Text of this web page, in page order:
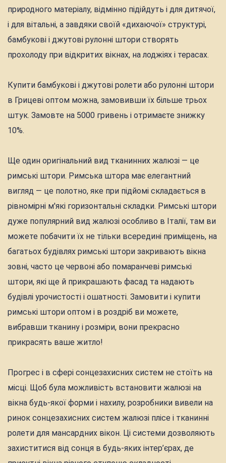
природного матеріалу, відмінно підійдуть і для дитячої,
і для вітальні, а завдяки своїй «дихаючої» структурі,
бамбукові і джутові рулонні штори створять
прохолоду при відкритих вікнах, на лоджіях і терасах.
Купити бамбукові і джутові ролети або рулонні штори
в Грицеві оптом можна, замовивши їх більше трьох
штук. Замовте на 5000 гривень і отримаєте знижку
10%.
Ще один оригінальний вид тканинних жалюзі — це
римські штори. Римська штора має елегантний
вигляд — це полотно, яке при підйомі складається в
рівномірні м'які горизонтальні складки. Римські штори
дуже популярний вид жалюзі особливо в Італії, там ви
можете побачити їх не тільки всередині приміщень, на
багатьох будівлях римські штори закривають вікна
зовні, часто це червоні або помаранчеві римські
штори, які ще й прикрашають фасад та надають
будівлі урочистості і ошатності. Замовити і купити
римські штори оптом і в роздріб ви можете,
вибравши тканину і розміри, вони прекрасно
прикрасять ваше житло!
Прогрес і в сфері сонцезахисних систем не стоїть на
місці. Щоб була можливість встановити жалюзі на
вікна будь-якої форми і нахилу, розробники вивели на
ринок сонцезахисних систем жалюзі плісе і тканинні
ролети для мансардних вікон. Ці системи дозволяють
захиститися від сонця в будь-яких інтер’єрах, де